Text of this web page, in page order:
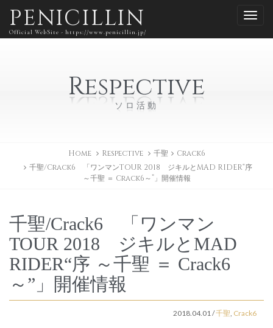
PENICILLIN
Official WebSite - https://www.penicillin.jp/
Respective
ソロ活動
Home Respective 千聖
Crack6
千聖/Crack6 「ワンマンTOUR 2018 ジキルとMAD RIDER“序
～千聖 ＝ Crack6～”」開催情報
千聖/Crack6 「ワンマン
TOUR 2018 ジキルとMAD
RIDER“序 ～千聖 ＝ Crack6
～”」開催情報
2018.04.01/千聖, Crack6